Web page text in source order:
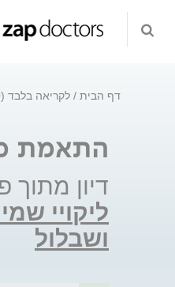
דף הבית לקריאה בלבד (0)
התאמת
דיון מתוך
ליקויי
ושבלול